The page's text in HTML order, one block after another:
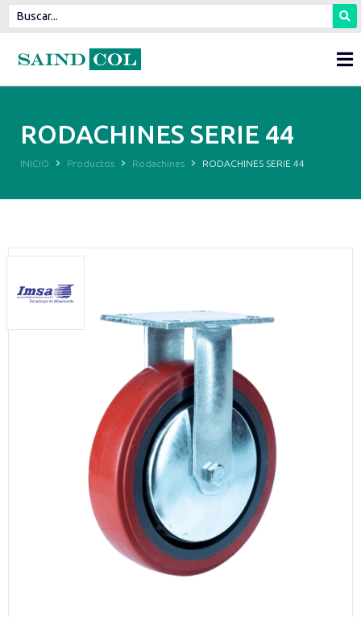
RODACHINES SERIE 44
INICIO Productos Rodachines RODACHINES SERIE 44